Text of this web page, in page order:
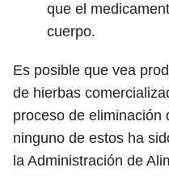
que el
cuerpo.
Es posible que vea
de hierbas
proceso de eliminación
ninguno de estos ha
la Administración de